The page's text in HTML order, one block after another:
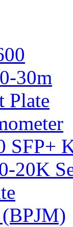
30m
Plate
SFP+
20K